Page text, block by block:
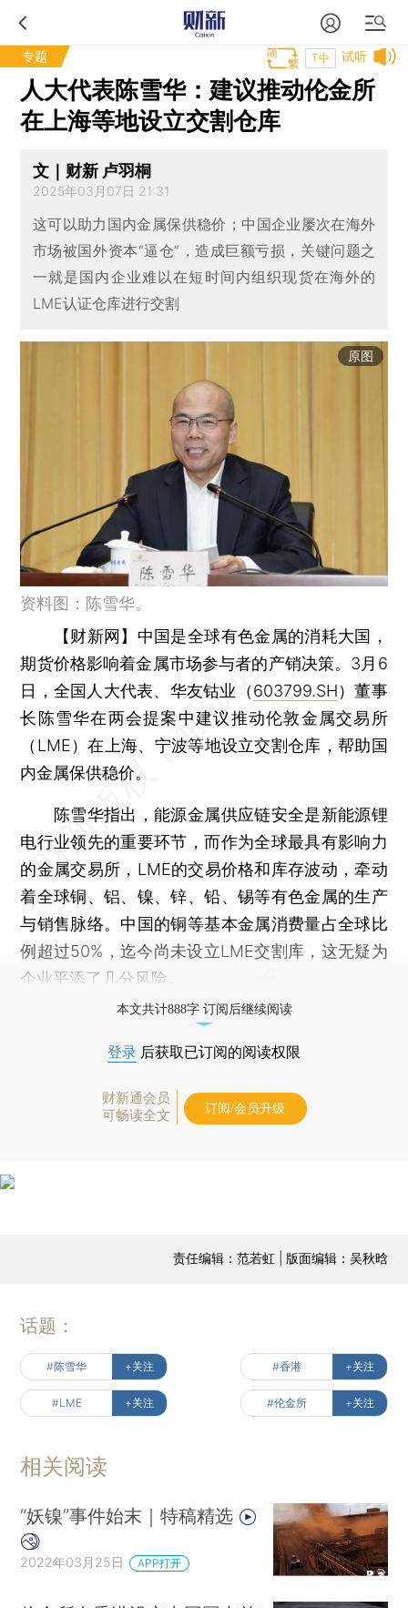
专题 试听
T中
人大代表陈雪华：建议推动伦金所
在上海等地设立交割仓库
文｜财新 卢羽桐
2025年03月07日 21:31
这可以助力国内金属保供稳价；中国企业屡次在海外
市场被国外资本“逼仓”，造成巨额亏损，关键问题之
一就是国内企业难以在短时间内组织现货在海外的
LME认证仓库进行交割
原图
资料图：陈雪华。
【财新网】 中国是全球有色金属的消耗大国，
期货价格影响着金属市场参与者的产销决策。3月6
日，全国人大代表、华友钴业（603799.SH）董事
长陈雪华在两会提案中建议推动伦敦金属交易所
（LME）在上海、宁波等地设立交割仓库，帮助国
内金属保供稳价。
陈雪华指出，能源金属供应链安全是新能源锂
电行业领先的重要环节，而作为全球最具有影响力
的金属交易所，LME的交易价格和库存波动，牵动
着全球铜、铝、镍、锌、铅、锡等有色金属的生产
与销售脉络。中国的铜等基本金属消费量占全球比
例超过50%，迄今尚未设立LME交割库，这无疑为
企业平添了几分风险。
本文共计888字 订阅后继续阅读
登录 后获取已订阅的阅读权限
财新通会员
可畅读全文
订阅/会员升级
责任编辑：范若虹 | 版面编辑：吴秋晗
话题：
#陈雪华 +关注 #香港 +关注
#LME +关注 #伦金所 +关注
相关阅读
“妖镍”事件始末｜特稿精选
2022年03月25日 APP打开